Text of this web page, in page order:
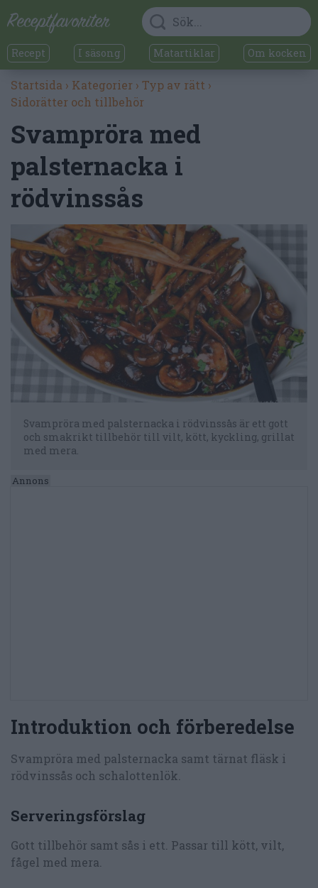
Recept I säsong Matartiklar Om kocken
Startsida › Kategorier › Typ av rätt ›
Sidorätter och tillbehör
Svampröra med
palsternacka i
rödvinssås
Svampröra med palsternacka i rödvinssås är ett gott
och smakrikt tillbehör till vilt, kött, kyckling, grillat
med mera.
Introduktion och förberedelse
Svampröra med palsternacka samt tärnat fläsk i
rödvinssås och schalottenlök.
Serveringsförslag
Gott tillbehör samt sås i ett. Passar till kött, vilt,
fågel med mera.